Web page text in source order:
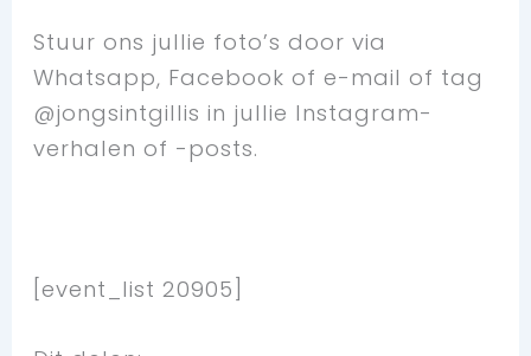
Stuur ons jullie foto’s door via
Whatsapp, Facebook of e-mail of tag
@jongsintgillis in jullie Instagram-
verhalen of -posts.
[event_list 20905]